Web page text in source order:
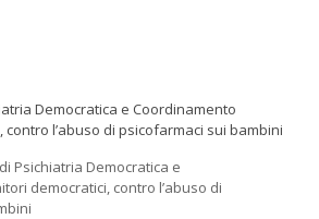
Democratica e Coordinamento
contro l’abuso di psicofarmaci sui bambini
Psichiatria Democratica e
democratici, contro l’abuso di